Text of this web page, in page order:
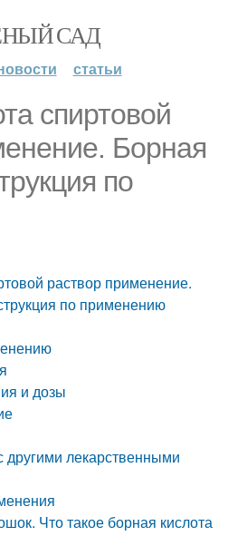
САД
статьи
спиртовой
Борная
по
раствор применение.
по применению
и дозы
другими лекарственными
Что такое борная кислота